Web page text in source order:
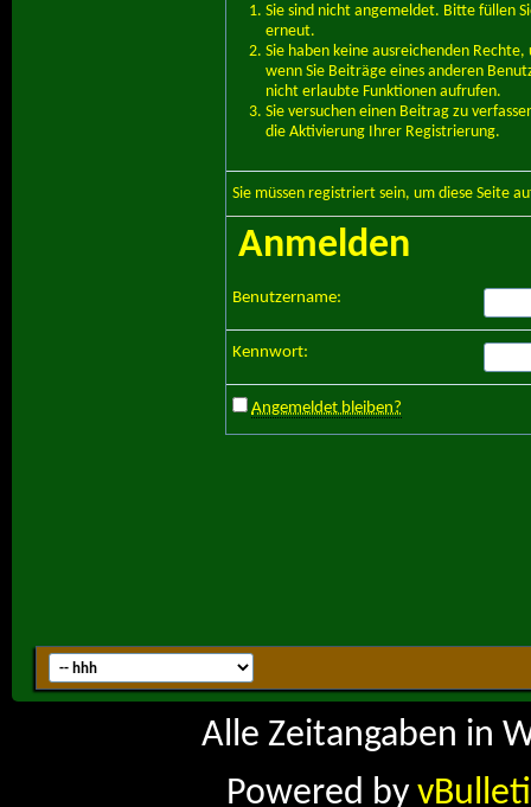
Sie sind nicht angemeldet. Bitte füllen
erneut.
Sie haben keine ausreichenden
wenn Sie Beiträge eines anderen
nicht erlaubte Funktionen aufrufen.
Sie versuchen einen Beitrag zu
die Aktivierung Ihrer Registrierung.
Sie müssen registriert sein, um diese Seite
Anmelden
Benutzername:
Kennwort:
Angemeldet bleiben?
Alle Zeitangaben in
Powered by